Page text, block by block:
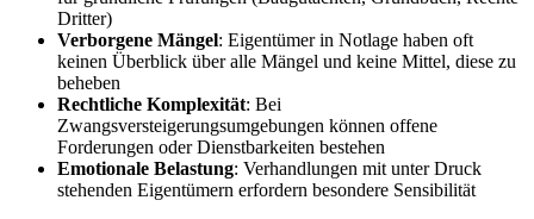
Dritter)
Verborgene Mängel: Eigentümer in Notlage haben oft
keinen Überblick über alle Mängel und keine Mittel, diese zu
beheben
Rechtliche Komplexität: Bei
Zwangsversteigerungsumgebungen können offene
Forderungen oder Dienstbarkeiten bestehen
Emotionale Belastung: Verhandlungen mit unter Druck
stehenden Eigentümern erfordern besondere Sensibilität